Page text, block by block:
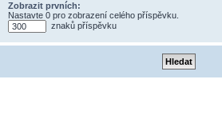
Zobrazit prvních:
Nastavte 0 pro zobrazení celého příspěvku.
znaků příspěvku